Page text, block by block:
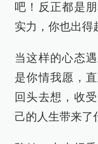
吧！反正都是
实力，你也出得
当这样的心态
是你情我愿，
回头去想，收
己的人生带来了